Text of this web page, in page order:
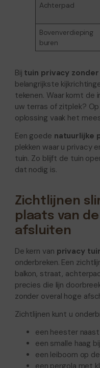
Achterpad
Bovenverdieping
buren
Bij tuin privacy
belangrijkste
tekenen. Waar komt de
uw terras of zitplek?
oplossing vaak het
Een goede natuurlijke
plekken waar u privacy
tuin. Zo blijft de tuin
dat nodig is.
Zichtlijnen
plaats van
afsluiten
De kern van privacy
onderbreken. Een
balkon, straat,
precies die lijn
zonder overal hoge
Zichtlijnen kunt u
een heester
een smalle haag
een leiboom op
een pergola met